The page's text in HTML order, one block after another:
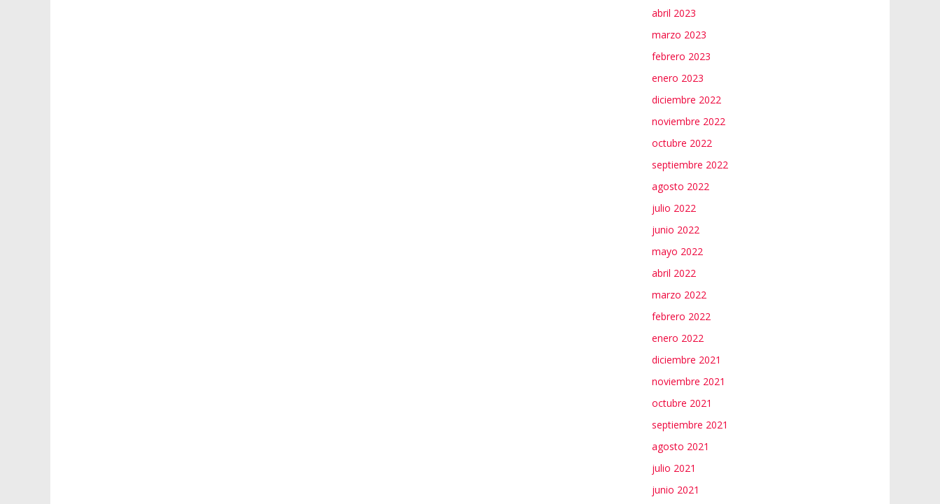
abril 2023
marzo 2023
febrero 2023
enero 2023
diciembre 2022
noviembre 2022
octubre 2022
septiembre 2022
agosto 2022
julio 2022
junio 2022
mayo 2022
abril 2022
marzo 2022
febrero 2022
enero 2022
diciembre 2021
noviembre 2021
octubre 2021
septiembre 2021
agosto 2021
julio 2021
junio 2021